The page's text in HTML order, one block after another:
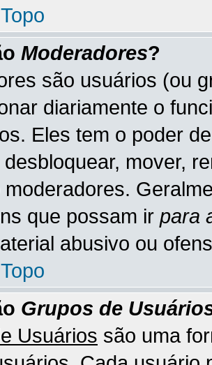
Moderadores?
são usuários (ou
diariamente o
Eles tem o poder
desbloquear, mover,
moderadores.
que possam ir para
abusivo ou
Grupos de
Usuários são uma